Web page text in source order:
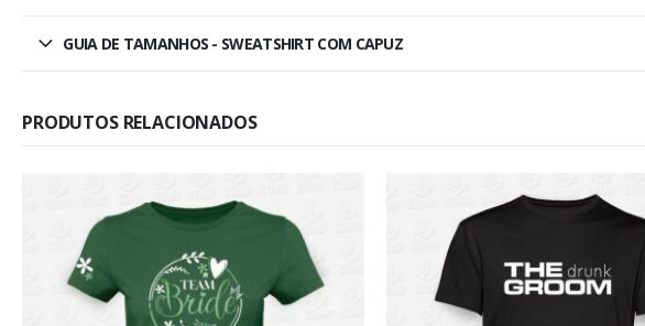
GUIA DE TAMANHOS - SWEATSHIRT COM CAPUZ
PRODUTOS RELACIONADOS